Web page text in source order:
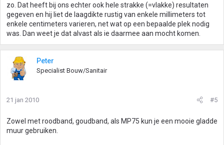
zo. Dat heeft bij ons echter ook hele strakke (=vlakke) resultaten
gegeven en hij liet de laagdikte rustig van enkele millimeters tot
enkele centimeters varieren, net wat op een bepaalde plek nodig
was. Dan weet je dat alvast als ie daarmee aan mocht komen.
Peter
Specialist Bouw/Sanitair
21 jan 2010 #5
Zowel met roodband, goudband, als MP75 kun je een mooie gladde
muur gebruiken.